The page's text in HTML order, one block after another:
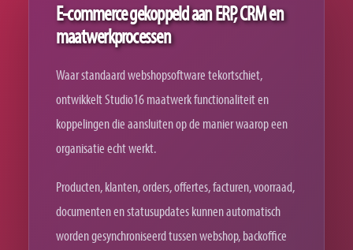
E-commerce gekoppeld aan ERP, CRM en
maatwerkprocessen
Waar standaard webshopsoftware tekortschiet,
ontwikkelt Studio16 maatwerk functionaliteit en
koppelingen die aansluiten op de manier waarop een
organisatie echt werkt.
Producten, klanten, orders, offertes, facturen, voorraad,
documenten en statusupdates kunnen automatisch
worden gesynchroniseerd tussen webshop, backoffice